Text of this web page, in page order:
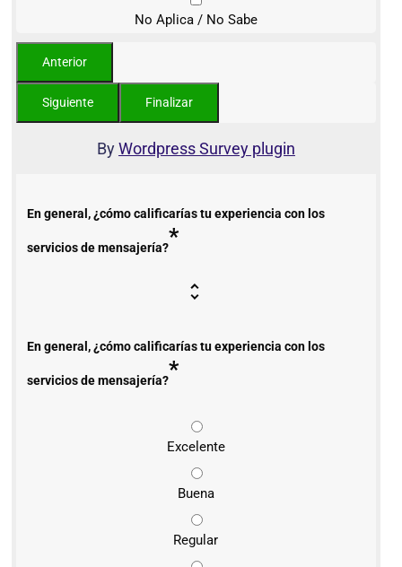
No Aplica / No Sabe
ByWordpress Survey plugin
En general, ¿cómo calificarías tu experiencia con los
servicios de mensajería?*
En general, ¿cómo calificarías tu experiencia con los
servicios de mensajería?*
Excelente
Buena
Regular